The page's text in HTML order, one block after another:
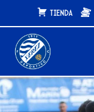
al
contenido
Tienda